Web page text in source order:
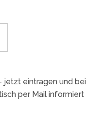
jetzt eintragen und bei
per Mail informiert